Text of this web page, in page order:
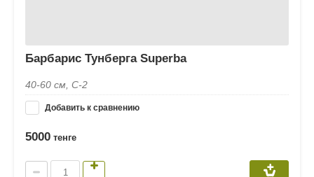
Барбарис Тунберга Superba
40-60 см, C-2
Добавить к сравнению
5000 тенге